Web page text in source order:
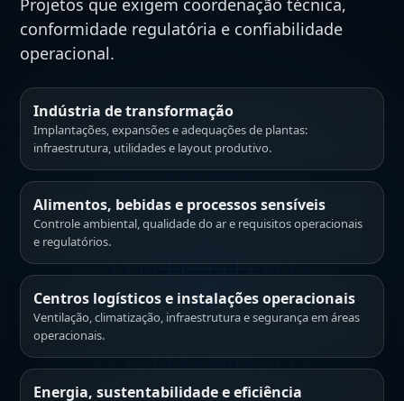
conformidade regulatória e confiabilidade
operacional.
Indústria de transformação
Implantações, expansões e adequações de plantas:
infraestrutura, utilidades e layout produtivo.
Alimentos, bebidas e processos sensíveis
Controle ambiental, qualidade do ar e requisitos operacionais
e regulatórios.
Centros logísticos e instalações operacionais
Ventilação, climatização, infraestrutura e segurança em áreas
operacionais.
Energia, sustentabilidade e eficiência